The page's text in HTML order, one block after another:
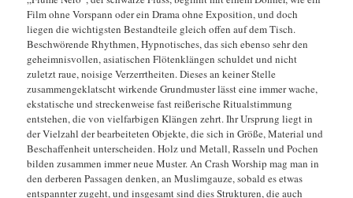
Film ohne Vorspann oder ein Drama ohne Exposition, und doch
liegen die wichtigsten Bestandteile gleich offen auf dem Tisch.
Beschwörende Rhythmen, Hypnotisches, das sich ebenso sehr den
geheimnisvollen, asiatischen Flötenklängen schuldet und nicht
zuletzt raue, noisige Verzerrtheiten. Dieses an keiner Stelle
zusammengeklatscht wirkende Grundmuster lässt eine immer wache,
ekstatische und streckenweise fast reißerische Ritualstimmung
entstehen, die von vielfarbigen Klängen zehrt. Ihr Ursprung liegt in
der Vielzahl der bearbeiteten Objekte, die sich in Größe, Material und
Beschaffenheit unterscheiden. Holz und Metall, Rasseln und Pochen
bilden zusammen immer neue Muster. An Crash Worship mag man in
den derberen Passagen denken, an Muslimgauze, sobald es etwas
entspannter zugeht, und insgesamt sind dies Strukturen, die auch